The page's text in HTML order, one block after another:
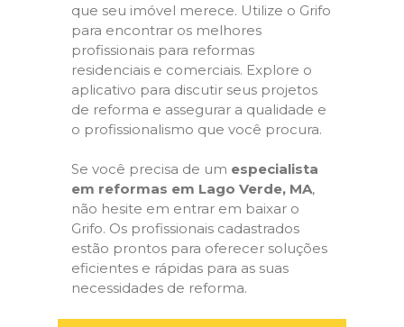
que seu imóvel merece. Utilize o Grifo
para encontrar os melhores
profissionais para reformas
residenciais e comerciais. Explore o
aplicativo para discutir seus projetos
de reforma e assegurar a qualidade e
o profissionalismo que você procura.
Se você precisa de um especialista
em reformas em Lago Verde, MA,
não hesite em entrar em baixar o
Grifo. Os profissionais cadastrados
estão prontos para oferecer soluções
eficientes e rápidas para as suas
necessidades de reforma.